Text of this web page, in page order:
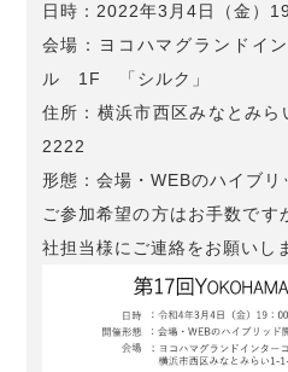
日時：2022年3月4日（金）
会場：ヨコハマグランドイ
ル 1F 「シルク」
住所：横浜市西区みなとみ
2222
形態：会場・WEBのハイブリ
ご参加希望の方はお手数です
社担当様にご連絡をお願いし